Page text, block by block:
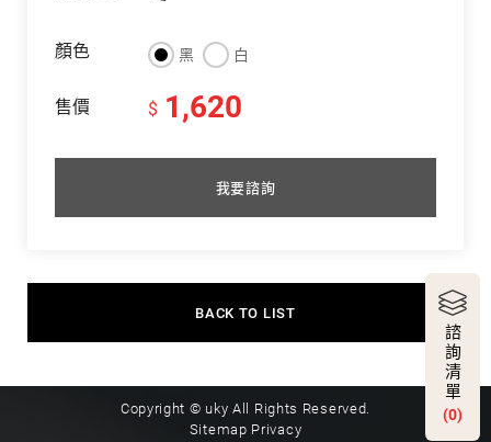
諮
詢
清
單
(0)
顏色 黑 白
售價 $ 1,620
我要諮詢
BACK TO LIST
Copyright © uky All Rights Reserved.
Sitemap Privacy